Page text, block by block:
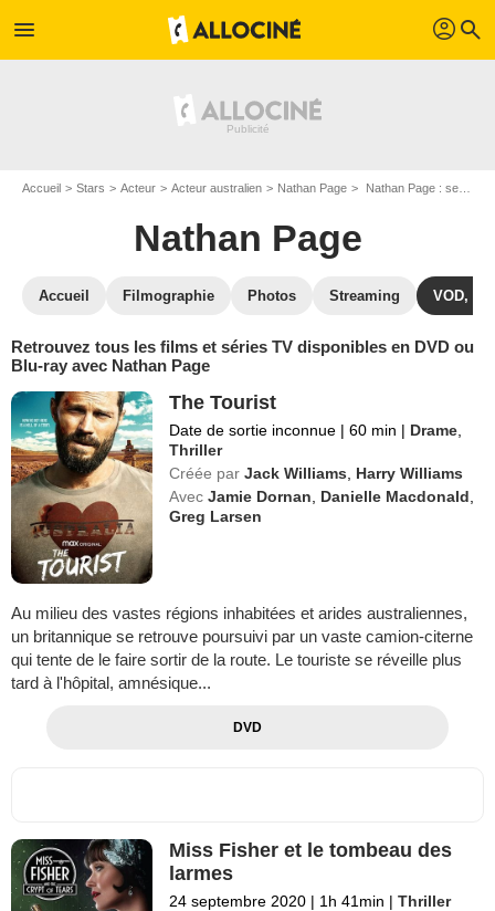
menu profil search
Accueil Stars Acteur Acteur australien Nathan Page Nathan Page : ses Blu-Ray, DVD, VOD, SVOD
Nathan Page
Accueil Filmographie Photos Streaming VOD,
Retrouvez tous les films et séries TV disponibles en DVD ou
Blu-ray avec Nathan Page
The Tourist
Date de sortie inconnue | 60 min | Drame
Thriller
Créée par Jack Williams
Harry Williams
Avec Jamie Dornan Danielle Macdonald
Greg Larsen
Au milieu des vastes régions inhabitées et arides australiennes,
un britannique se retrouve poursuivi par un vaste camion-citerne
qui tente de le faire sortir de la route. Le touriste se réveille plus
tard à l'hôpital, amnésique...
DVD
Miss Fisher et le tombeau des
larmes
24 septembre 2020 | 1h 41min | Thriller